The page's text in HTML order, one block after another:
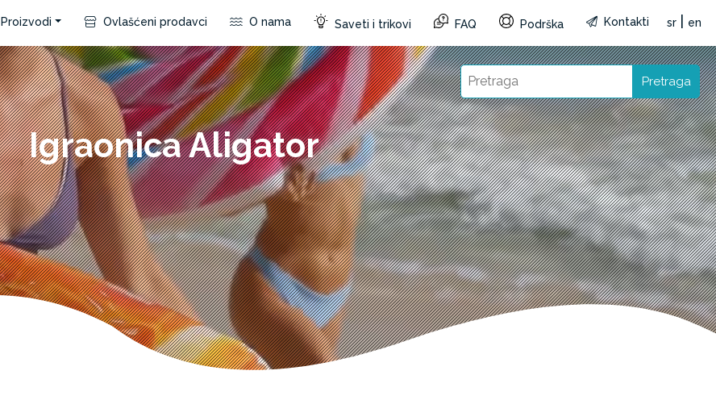
Proizvodi Ovlašćeni prodavci O nama Saveti i trikovi FAQ Podrška Kontakti sr en
Pretraga
Igraonica Aligator